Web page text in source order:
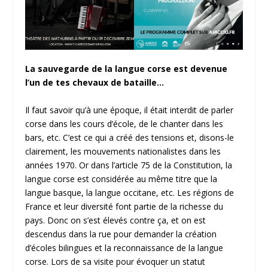
La sauvegarde de la langue corse est devenue
l’un de tes chevaux de bataille…
Il faut savoir qu’à une époque, il était interdit de parler
corse dans les cours d’école, de le chanter dans les
bars, etc. C’est ce qui a créé des tensions et, disons-le
clairement, les mouvements nationalistes dans les
années 1970. Or dans l’article 75 de la Constitution, la
langue corse est considérée au même titre que la
langue basque, la langue occitane, etc. Les régions de
France et leur diversité font partie de la richesse du
pays. Donc on s’est élevés contre ça, et on est
descendus dans la rue pour demander la création
d’écoles bilingues et la reconnaissance de la langue
corse. Lors de sa visite pour évoquer un statut